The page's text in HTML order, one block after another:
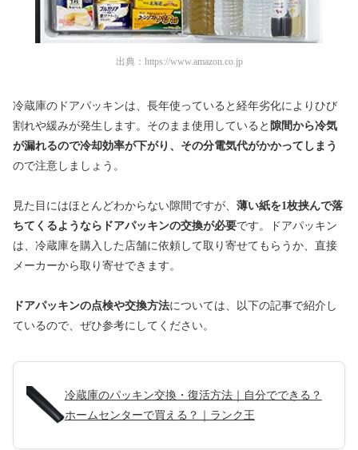
出典： https://www.amazon.co.jp
冷蔵庫のドアパッキンは、長年使っていると経年劣化によりひび
割れや緩みが発生します。そのまま使用していると 隙間から冷気
が漏れるので冷却効率が下がり、その分電気代がかかってしまう
ので注意しましょう。
見た目にはほとんどわからない隙間ですが、 薄い紙を1枚挟んで落
ちてくるようならドアパッキンの交換が必要です。ドアパッキン
は、冷蔵庫を購入した店舗に依頼して取り寄せてもらうか、直接
メーカーから取り寄せできます。
ドアパッキンの点検や交換方法については、以下の記事で紹介し
ているので、ぜひ参考にしてください。
冷蔵庫のパッキン交換・復活方法｜自分でできる？
ホームセンターで買える？｜ランク王